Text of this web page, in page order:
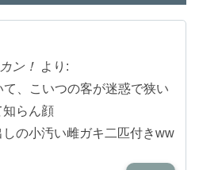
ン！ より:
、こいつの客が迷惑で狭い
知らん顔
の小汚い雌ガキ二匹付きww